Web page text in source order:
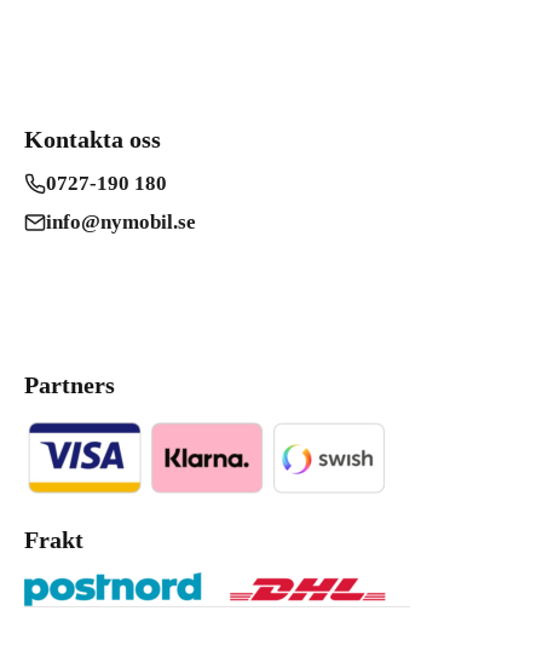
Kontakta oss
0727-190 180
info@nymobil.se
Partners
Frakt